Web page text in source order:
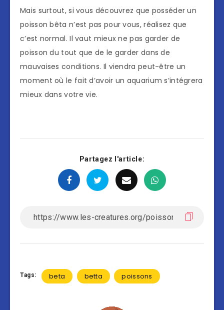
Mais surtout, si vous découvrez que posséder un
poisson bêta n’est pas pour vous, réalisez que
c’est normal. Il vaut mieux ne pas garder de
poisson du tout que de le garder dans de
mauvaises conditions. Il viendra peut-être un
moment où le fait d’avoir un aquarium s’intégrera
mieux dans votre vie.
Partagez l'article:
Tags: beta betta poissons